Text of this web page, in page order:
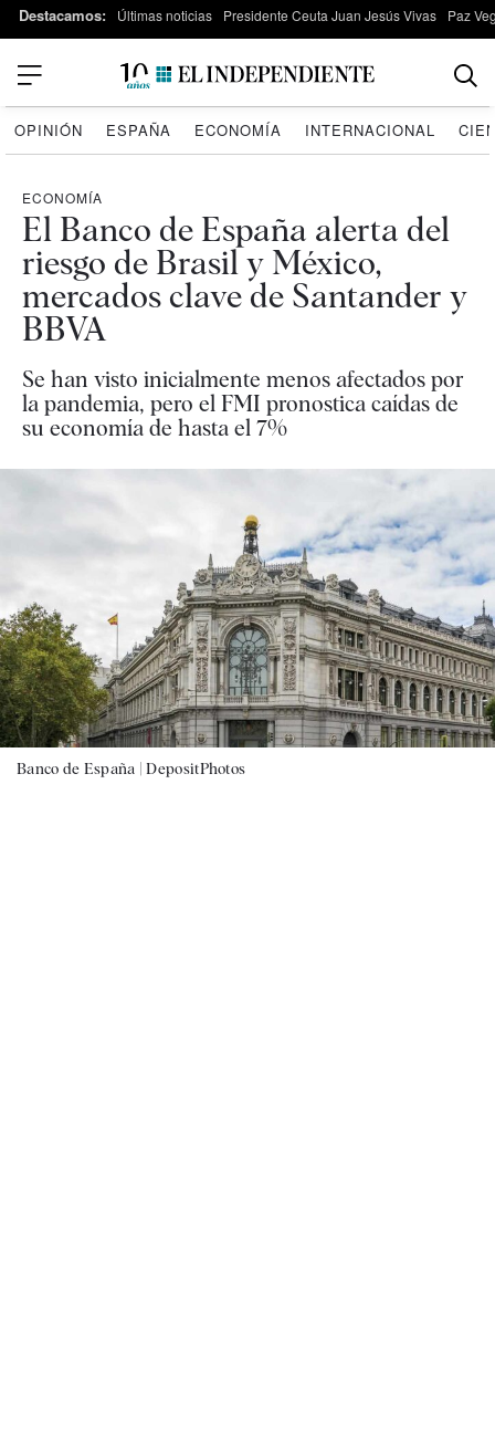
Destacamos: Últimas noticias Presidente Ceuta Juan Jesús Vivas Paz
OPINIÓN ESPAÑA ECONOMÍA INTERNACIONAL
ECONOMÍA
El Banco de España alerta del
riesgo de Brasil y México,
mercados clave de Santander y
BBVA
Se han visto inicialmente menos afectados por
la pandemia, pero el FMI pronostica caídas de
su economía de hasta el 7%
Banco de España |DepositPhotos